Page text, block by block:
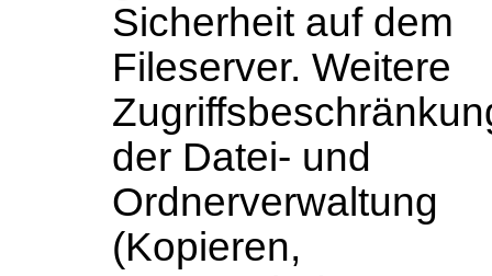
Sicherheit auf dem
Fileserver. Weitere
der Datei- und
Ordnerverwaltung
(Kopieren,